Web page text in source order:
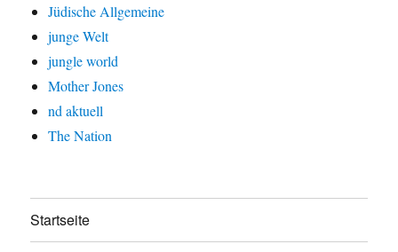
Jüdische Allgemeine
junge Welt
jungle world
Mother Jones
nd aktuell
The Nation
Startseite